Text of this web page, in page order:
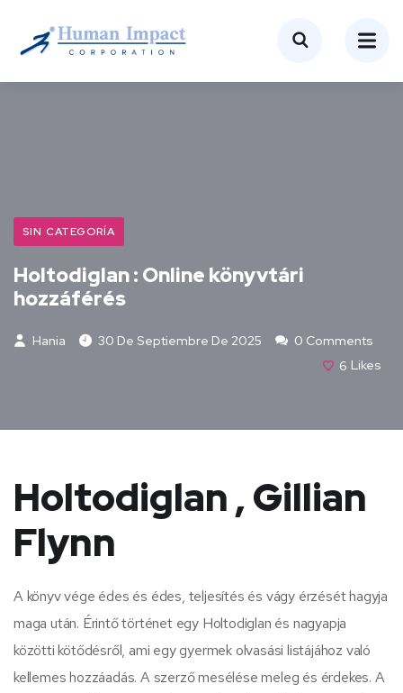
SIN CATEGORÍA
Holtodiglan : Online könyvtári
hozzáférés
Hania 30 De Septiembre De 2025
0 Comments
6 Likes
Holtodiglan , Gillian
Flynn
A könyv vége édes és édes, teljesítés és vágy érzését hagyja
maga után. Érintő történet egy Holtodiglan és nagyapja
közötti kötődésről, ami egy gyermek olvasási listájához való
kellemes hozzáadás. A szerző mesélése meleg és érdekes. A